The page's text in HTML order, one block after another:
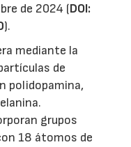
de 2024 (DOI:
).
mediante la
de
polidopamina,
grupos
18 átomos de